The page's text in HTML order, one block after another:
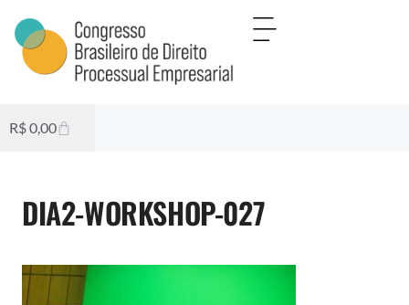
R$0,00
DIA2-WORKSHOP-027